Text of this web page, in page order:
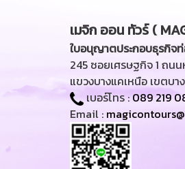
เมจิก ออน ทัวร์ (
ใบอนุญาตประกอบธุรกิจท่
245 ซอยเศรษฐกิจ 1 ถน
แขวงบางแคเหนือ เขตบา
เบอร์โทร :089 219
Email :